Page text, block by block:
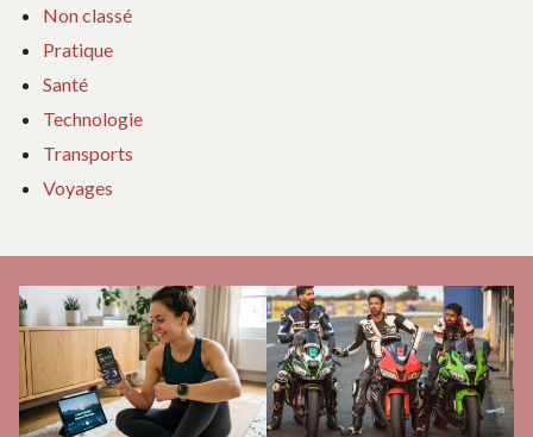
Non classé
Pratique
Santé
Technologie
Transports
Voyages